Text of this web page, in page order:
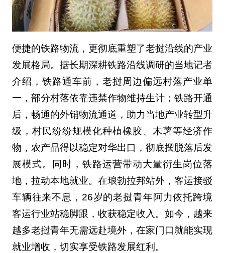
便捷的铁路物流，更彻底重塑了老挝沿线的产业
发展格局。据长期深耕铁路沿线调研的当地记者
介绍，铁路通车前，老挝周边偏远村落产业单
一，部分村落依靠违禁作物维持生计；铁路开通
后，畅通的外销物流通道，助力当地产业转型升
级，村民纷纷规模化种植橡胶、木薯等经济作
物，农产品得以稳定对华出口，彻底摆脱落后发
展模式。同时，铁路运营带动大量衍生岗位落
地，拉动本地就业。在琅勃拉邦站外，客运接驳
车辆往来不息，26岁的老挝青年阿力依托跨境
客运行业站稳脚跟，收获稳定收入。如今，越来
越多老挝青年无需远赴境外，在家门口就能实现
就业增收，切实享受铁路发展红利。